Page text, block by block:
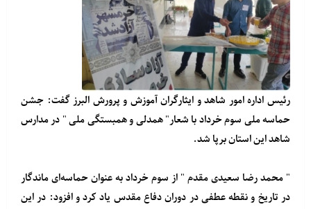
رئیس اداره امور شاهد و ایثارگران آموزش و پرورش البرز گفت: جشن
حماسه ملی سوم خرداد با شعار" همدلی و همبستگی ملی " در مدارس
شاهد این استان برپا شد.
" محمد رضا سعیدی مقدم " از سوم خرداد به عنوان حماسه‌ای ماندگار
در تاریخ و نقطه عطفی در دوران دفاع مقدس یاد کرد و افزود: در این